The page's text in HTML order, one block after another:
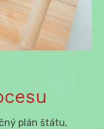
plán štátu,